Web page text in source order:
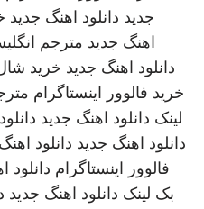
جدید دانلود اهنگ جدید
اهنگ جدید مترجم
دانلود اهنگ جدید خرید
خرید فالوور اینستاگرام
لینک دانلود اهنگ جدید
دانلود اهنگ جدید دانلود
فالوور اینستاگرام دانلود
بک لینک دانلود اهنگ جدید